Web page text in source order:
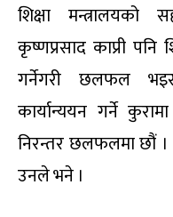
शिक्षा
कृष्णप्रसाद काप्री
गर्नेगरी छलफल
कार्यान्ययन गर्ने
निरन्तर छलफलमा छौं ।
उनले भने ।